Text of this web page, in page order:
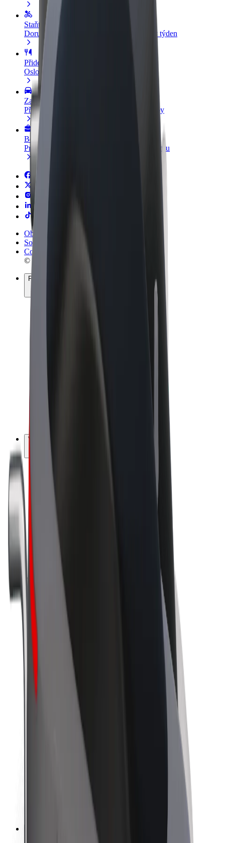
Staňte se kurýrem
Doručujte jídlo a dostávejte výplatu každý týden
Přidejte restauraci nebo obchod
Oslovte více zákazníků a zvyšte si tržby
Zaregistrujte se jako flotilový partner
Přidejte svou flotilu k Boltu a zvyšte si tržby
Bolt for Business
Produkty a služby Boltu přesně pro vaši firmu
Obchodní podmínky
Soukromí
Cookies
© 2026 Bolt Technology OÜ
Produkty
Bolt for Business
E-kola
Bolt Plus
Vydělávejte s Boltem
Flotily
Společnost
Kariéra
O společnosti Bolt
Udržitelnost podle Boltu
Projekt Zero
Tiskové centrum
Pokyny ke značce
Naše poslání